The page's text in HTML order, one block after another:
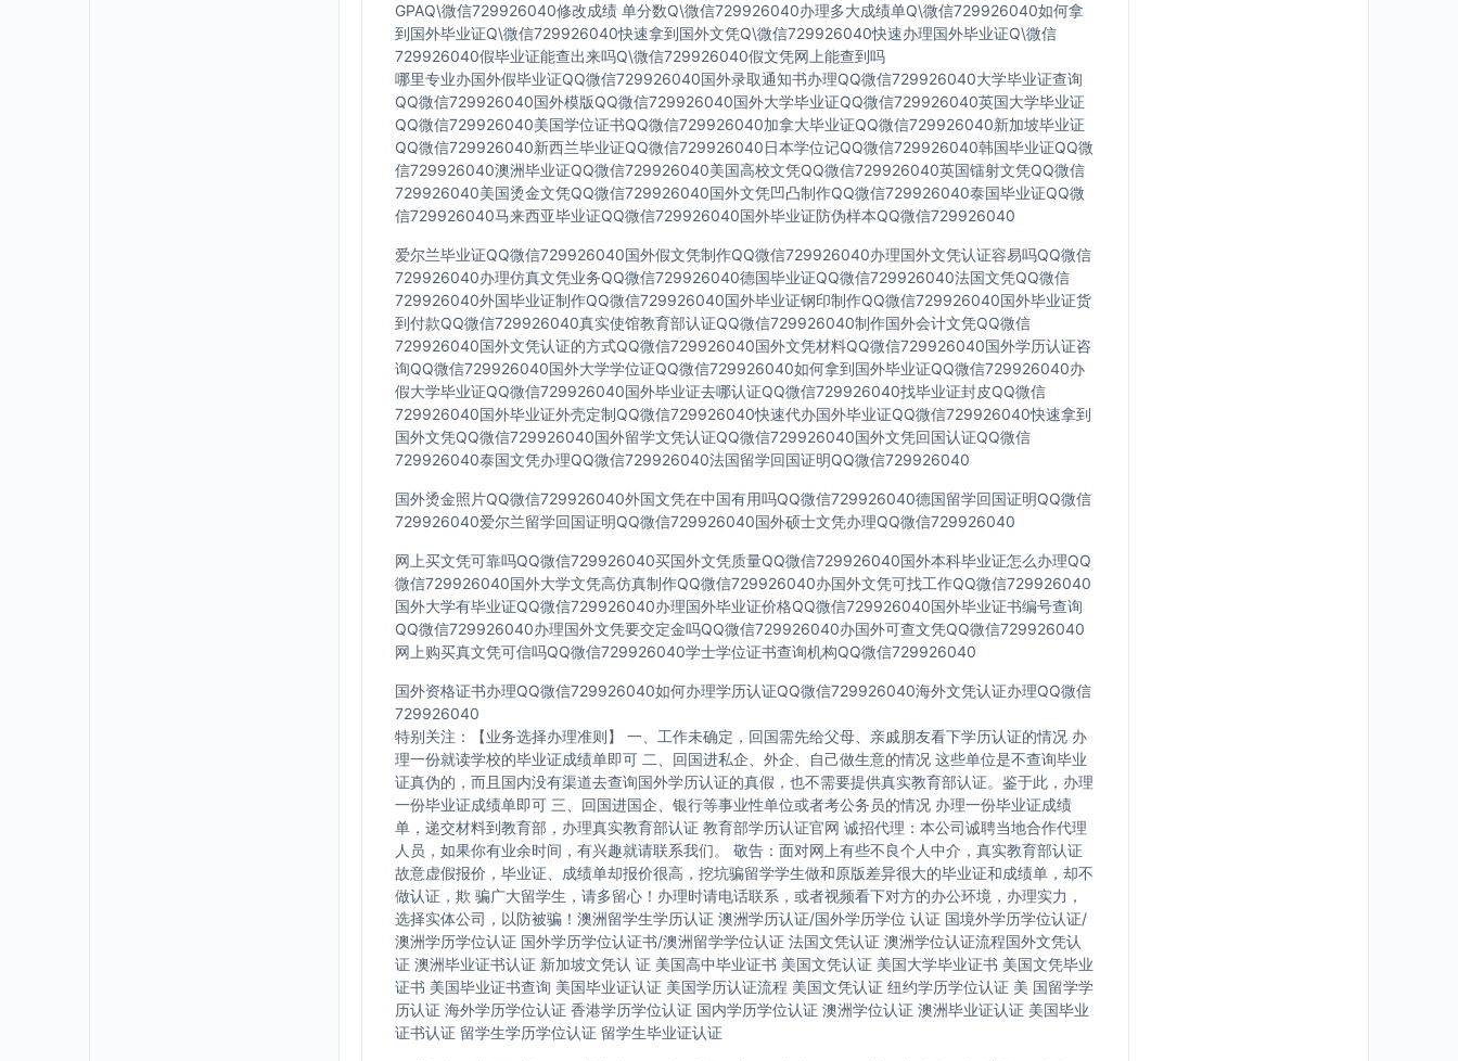
GPAQ\微信729926040修改成绩 单分数Q\微信729926040办理多大成绩单Q\微信729926040如何拿
到国外毕业证Q\微信729926040快速拿到国外文凭Q\微信729926040快速办理国外毕业证Q\微信
729926040假毕业证能查出来吗Q\微信729926040假文凭网上能查到吗
哪里专业办国外假毕业证QQ微信729926040国外录取通知书办理QQ微信729926040大学毕业证查询
QQ微信729926040国外模版QQ微信729926040国外大学毕业证QQ微信729926040英国大学毕业证
QQ微信729926040美国学位证书QQ微信729926040加拿大毕业证QQ微信729926040新加坡毕业证
QQ微信729926040新西兰毕业证QQ微信729926040日本学位记QQ微信729926040韩国毕业证QQ微
信729926040澳洲毕业证QQ微信729926040美国高校文凭QQ微信729926040英国镭射文凭QQ微信
729926040美国烫金文凭QQ微信729926040国外文凭凹凸制作QQ微信729926040泰国毕业证QQ微
信729926040马来西亚毕业证QQ微信729926040国外毕业证防伪样本QQ微信729926040
爱尔兰毕业证QQ微信729926040国外假文凭制作QQ微信729926040办理国外文凭认证容易吗QQ微信
729926040办理仿真文凭业务QQ微信729926040德国毕业证QQ微信729926040法国文凭QQ微信
729926040外国毕业证制作QQ微信729926040国外毕业证钢印制作QQ微信729926040国外毕业证货
到付款QQ微信729926040真实使馆教育部认证QQ微信729926040制作国外会计文凭QQ微信
729926040国外文凭认证的方式QQ微信729926040国外文凭材料QQ微信729926040国外学历认证咨
询QQ微信729926040国外大学学位证QQ微信729926040如何拿到国外毕业证QQ微信729926040办
假大学毕业证QQ微信729926040国外毕业证去哪认证QQ微信729926040找毕业证封皮QQ微信
729926040国外毕业证外壳定制QQ微信729926040快速代办国外毕业证QQ微信729926040快速拿到
国外文凭QQ微信729926040国外留学文凭认证QQ微信729926040国外文凭回国认证QQ微信
729926040泰国文凭办理QQ微信729926040法国留学回国证明QQ微信729926040
国外烫金照片QQ微信729926040外国文凭在中国有用吗QQ微信729926040德国留学回国证明QQ微信
729926040爱尔兰留学回国证明QQ微信729926040国外硕士文凭办理QQ微信729926040
网上买文凭可靠吗QQ微信729926040买国外文凭质量QQ微信729926040国外本科毕业证怎么办理QQ
微信729926040国外大学文凭高仿真制作QQ微信729926040办国外文凭可找工作QQ微信729926040
国外大学有毕业证QQ微信729926040办理国外毕业证价格QQ微信729926040国外毕业证书编号查询
QQ微信729926040办理国外文凭要交定金吗QQ微信729926040办国外可查文凭QQ微信729926040
网上购买真文凭可信吗QQ微信729926040学士学位证书查询机构QQ微信729926040
国外资格证书办理QQ微信729926040如何办理学历认证QQ微信729926040海外文凭认证办理QQ微信
729926040
特别关注：【业务选择办理准则】 一、工作未确定，回国需先给父母、亲戚朋友看下学历认证的情况 办
理一份就读学校的毕业证成绩单即可 二、回国进私企、外企、自己做生意的情况 这些单位是不查询毕业
证真伪的，而且国内没有渠道去查询国外学历认证的真假，也不需要提供真实教育部认证。鉴于此，办理
一份毕业证成绩单即可 三、回国进国企、银行等事业性单位或者考公务员的情况 办理一份毕业证成绩
单，递交材料到教育部，办理真实教育部认证 教育部学历认证官网 诚招代理：本公司诚聘当地合作代理
人员，如果你有业余时间，有兴趣就请联系我们。 敬告：面对网上有些不良个人中介，真实教育部认证
故意虚假报价，毕业证、成绩单却报价很高，挖坑骗留学学生做和原版差异很大的毕业证和成绩单，却不
做认证，欺 骗广大留学生，请多留心！办理时请电话联系，或者视频看下对方的办公环境，办理实力，
选择实体公司，以防被骗！澳洲留学生学历认证 澳洲学历认证/国外学历学位 认证 国境外学历学位认证/
澳洲学历学位认证 国外学历学位认证书/澳洲留学学位认证 法国文凭认证 澳洲学位认证流程国外文凭认
证 澳洲毕业证书认证 新加坡文凭认 证 美国高中毕业证书 美国文凭认证 美国大学毕业证书 美国文凭毕业
证书 美国毕业证书查询 美国毕业证认证 美国学历认证流程 美国文凭认证 纽约学历学位认证 美 国留学学
历认证 海外学历学位认证 香港学历学位认证 国内学历学位认证 澳洲学位认证 澳洲毕业证认证 美国毕业
证书认证 留学生学历学位认证 留学生毕业证认证